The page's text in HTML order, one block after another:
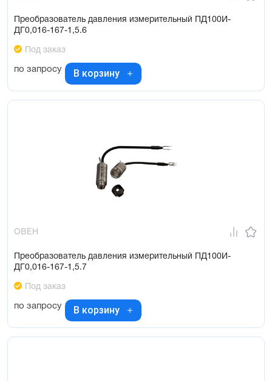
Преобразователь давления измерительный ПД100И-
ДГ0,016-167-1,5.6
Под заказ
по запросу В корзину
ОВЕН
Преобразователь давления измерительный ПД100И-
ДГ0,016-167-1,5.7
Под заказ
по запросу В корзину